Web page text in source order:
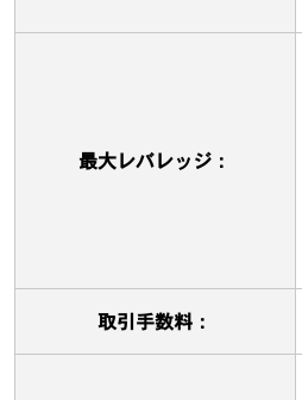
最大レバレッジ：
取引手数料：